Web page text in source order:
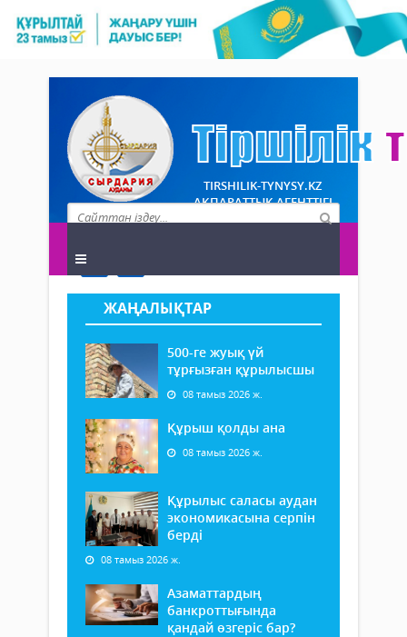
TIRSHILIK-TYNYSY.KZ
АҚПАРАТТЫҚ АГЕНТТІГІ
ЖАҢАЛЫҚТАР
500-ге жуық үй
тұрғызған құрылысшы
08 тамыз 2026 ж.
Құрыш қолды ана
08 тамыз 2026 ж.
Құрылыс саласы аудан
экономикасына серпін
берді
08 тамыз 2026 ж.
Азаматтардың
банкроттығында
қандай өзгеріс бар?